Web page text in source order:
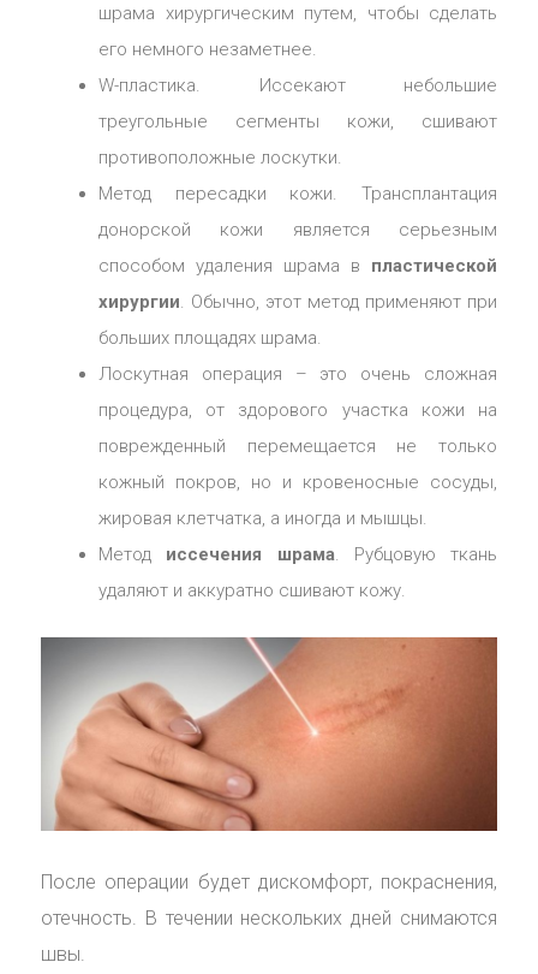
шрама хирургическим путем, чтобы сделать
его немного незаметнее.
W-пластика. Иссекают небольшие
треугольные сегменты кожи, сшивают
противоположные лоскутки.
Метод пересадки кожи. Трансплантация
донорской кожи является серьезным
способом удаления шрама в пластической
хирургии. Обычно, этот метод применяют при
больших площадях шрама.
Лоскутная операция – это очень сложная
процедура, от здорового участка кожи на
поврежденный перемещается не только
кожный покров, но и кровеносные сосуды,
жировая клетчатка, а иногда и мышцы.
Метод иссечения шрама. Рубцовую ткань
удаляют и аккуратно сшивают кожу.
После операции будет дискомфорт, покраснения,
отечность. В течении нескольких дней снимаются
швы.